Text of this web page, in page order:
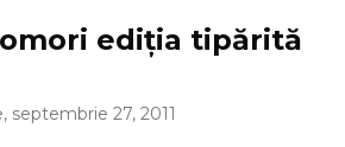
ediţia tipărită
septembrie 27, 2011